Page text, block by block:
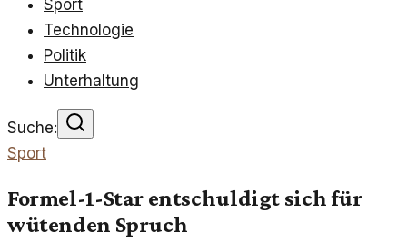
Sport
Technologie
Politik
Unterhaltung
Suche:
Sport
Formel-1-Star entschuldigt sich für
wütenden Spruch